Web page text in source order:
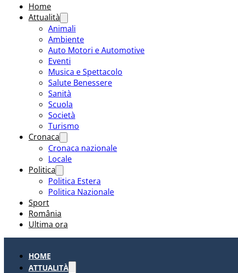
Home
Attualità
Animali
Ambiente
Auto Motori e Automotive
Eventi
Musica e Spettacolo
Salute Benessere
Sanità
Scuola
Società
Turismo
Cronaca
Cronaca nazionale
Locale
Politica
Politica Estera
Politica Nazionale
Sport
România
Ultima ora
HOME
ATTUALITÀ